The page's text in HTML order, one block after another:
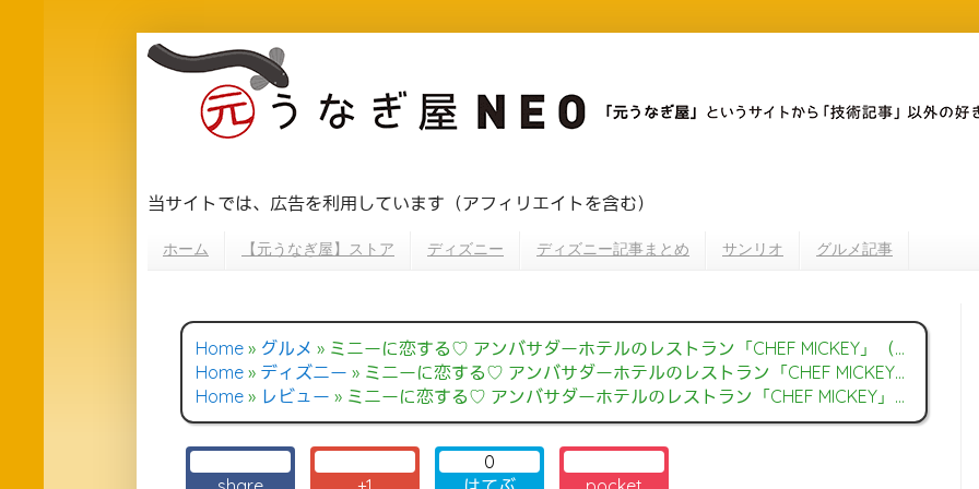
当サイトでは、広告を利用しています（アフィリエイトを含む）
ホーム 【元うなぎ屋】ストア ディズニー ディズニー記事まとめ サンリオ グルメ記事
Home » グルメ » ミニーに恋する♡ アンバサダーホテルのレストラン「CHEF MICKEY」（シェフ・ミッキー）に行ってきた！
Home » ディズニー » ミニーに恋する♡ アンバサダーホテルのレストラン「CHEF MICKEY」（シェフ・ミッキー）に行ってきた！
Home » レビュー » ミニーに恋する♡ アンバサダーホテルのレストラン「CHEF MICKEY」（シェフ・ミッキー）に行ってきた！
0